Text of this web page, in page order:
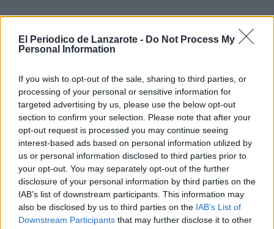
El Periodico de Lanzarote - Do Not Process My
Personal Information
If you wish to opt-out of the sale, sharing to third parties, or
processing of your personal or sensitive information for
targeted advertising by us, please use the below opt-out
section to confirm your selection. Please note that after your
opt-out request is processed you may continue seeing
interest-based ads based on personal information utilized by
us or personal information disclosed to third parties prior to
your opt-out. You may separately opt-out of the further
disclosure of your personal information by third parties on the
IAB’s list of downstream participants. This information may
also be disclosed by us to third parties on the IAB’s List of
Downstream Participants that may further disclose it to other
Desierto
CATEGORÍA C:
1ER Premio: Desierto
2º Premio: Yasmin Hernández Laaraich
(8 años)
Colegio: CEO Ignacio Aldecoa
CATEGORÍA D: